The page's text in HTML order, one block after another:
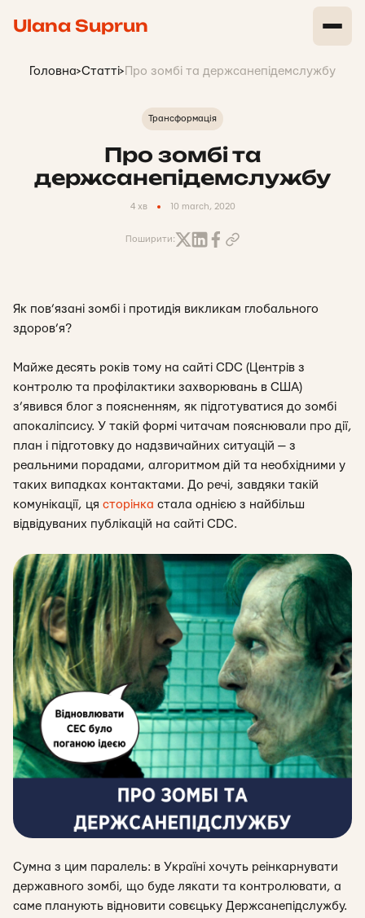
Ulana Suprun
Головна>Статті> Про зомбі та держсанепідемслужбу
Трансформація
Про зомбі та
держсанепідемслужбу
4 хв 10 march, 2020
Поширити:
Як пов’язані зомбі і протидія викликам глобального
здоров’я?
Майже десять років тому на сайті CDC (Центрів з
контролю та профілактики захворювань в США)
з’явився блог з поясненням, як підготуватися до зомбі
апокаліпсису. У такій формі читачам пояснювали про дії,
план і підготовку до надзвичайних ситуацій — з
реальними порадами, алгоритмом дій та необхідними у
таких випадках контактами. До речі, завдяки такій
комунікації, ця сторінка стала однією з найбільш
відвідуваних публікацій на сайті CDC.
Сумна з цим паралель: в Україні хочуть реінкарнувати
державного зомбі, що буде лякати та контролювати, а
саме планують відновити совєцьку Держсанепідслужбу.